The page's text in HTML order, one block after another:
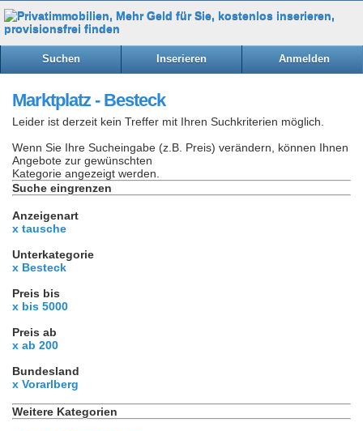
Suchen Inserieren Anmelden
Marktplatz - Besteck
Leider ist derzeit kein Treffer mit Ihren Suchkriterien möglich.
Wenn Sie Ihre Sucheingabe (z.B. Preis) verändern, können Ihnen
Angebote zur gewünschten
Kategorie angezeigt werden.
Suche eingrenzen
Anzeigenart
x tausche
Unterkategorie
x Besteck
Preis bis
x bis 5000
Preis ab
x ab 200
Bundesland
x Vorarlberg
Weitere Kategorien